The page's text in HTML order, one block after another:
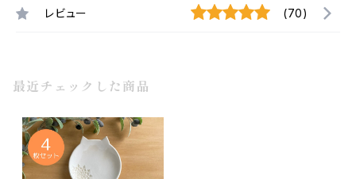
レビュー (70)
最近チェックした商品